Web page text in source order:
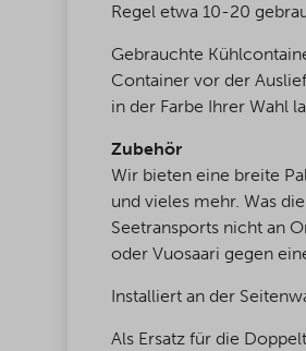
Regel etwa 10-20
Gebrauchte
Container vor der
in der Farbe Ihrer Wahl
Zubehör
Wir bieten eine breite
und vieles mehr. Was
Seetransports nicht an
oder Vuosaari gegen
Installiert an der
Als Ersatz für die